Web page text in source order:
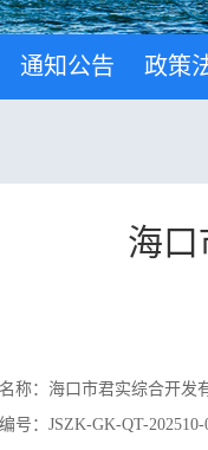
通知公告 政策
海
称：海口市君实综合开发
号：JSZK-GK-QT-202510-